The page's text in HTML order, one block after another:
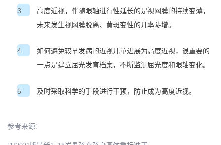
3
高度近视，伴随眼轴进行性延长的是视网膜的持续变薄，
未来发生视网膜脱离、黄斑变性的几率陡增。
4
如何避免较早发病的近视儿童进展为高度近视，很重要的
一点是建立屈光发育档案，不断监测屈光度和眼轴变化。
5 及时采取科学的手段进行干预，防止成为高度近视。
参考来源：